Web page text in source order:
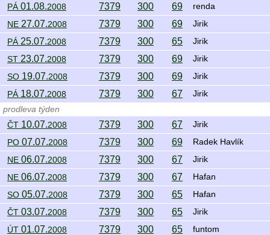
PÁ 01.08.2008 7379 300 69 renda
NE 27.07.2008 7379 300 69 Jirik
PÁ 25.07.2008 7379 300 65 Jirik
ST 23.07.2008 7379 300 69 Jirik
SO 19.07.2008 7379 300 69 Jirik
PÁ 18.07.2008 7379 300 67
Jirik
prodleva týden
ČT 10.07.2008 7379 300 67 Jirik
PO 07.07.2008 7379 300 69 Radek Havlík
NE 06.07.2008 7379 300 67 Jirik
NE 06.07.2008 7379 300 67 Hafan
SO 05.07.2008 7379 300 65 Hafan
ČT 03.07.2008 7379 300 65 Jirik
ÚT 01.07.2008 7379 300 65 funtom